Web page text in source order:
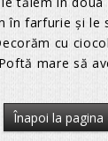
în farfurie și le
cu
mare să
Înapoi la pagina